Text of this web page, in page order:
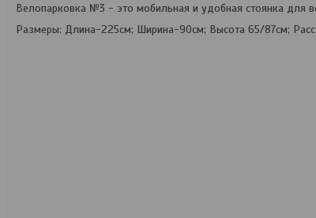
Велопарковка №3 - это мобильная и удобная стоянка для
Размеры: Длина-225см; Ширина-90см; Высота 65/87см;